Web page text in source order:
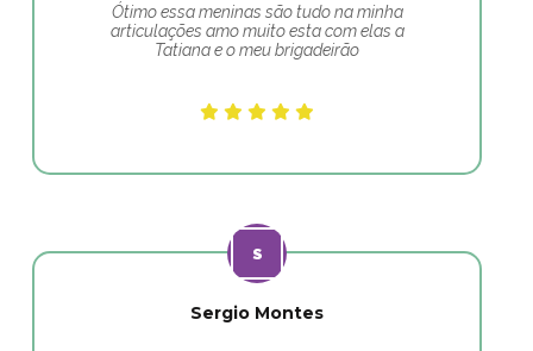
Ótimo essa meninas são tudo na minha
articulações amo muito esta com elas a
Tatiana e o meu brigadeirão
Sergio Montes